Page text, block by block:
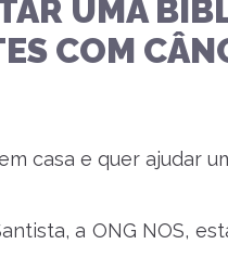
UMA
COM
casa e quer ajudar
a ONG NOS,